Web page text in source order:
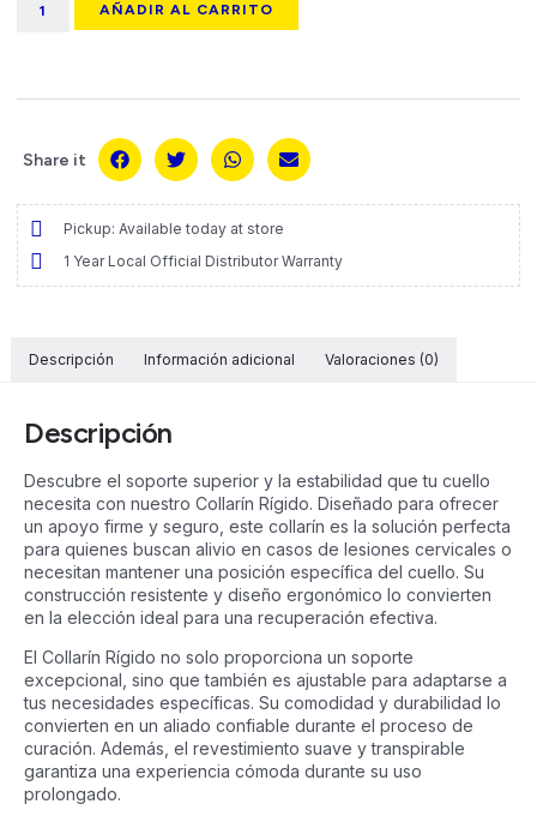
AÑADIR AL CARRITO
Share it
Pickup: Available today at store
1 Year Local Official Distributor Warranty
Descripción Información adicional Valoraciones (0)
Descripción
Descubre el soporte superior y la estabilidad que tu cuello
necesita con nuestro Collarín Rígido. Diseñado para ofrecer
un apoyo firme y seguro, este collarín es la solución perfecta
para quienes buscan alivio en casos de lesiones cervicales o
necesitan mantener una posición específica del cuello. Su
construcción resistente y diseño ergonómico lo convierten
en la elección ideal para una recuperación efectiva.
El Collarín Rígido no solo proporciona un soporte
excepcional, sino que también es ajustable para adaptarse a
tus necesidades específicas. Su comodidad y durabilidad lo
convierten en un aliado confiable durante el proceso de
curación. Además, el revestimiento suave y transpirable
garantiza una experiencia cómoda durante su uso
prolongado.